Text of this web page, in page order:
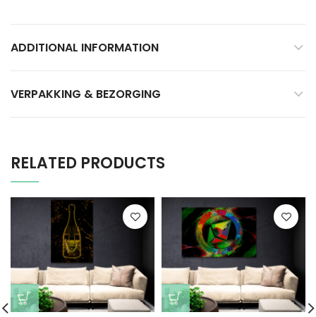
ADDITIONAL INFORMATION
VERPAKKING & BEZORGING
RELATED PRODUCTS